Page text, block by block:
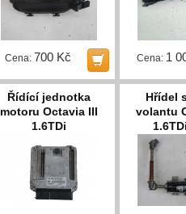
Cena: 700 Kč Cena: 1
Řídící jednotka
motoru Octavia III
1.6TDi
Hřídel
volantu